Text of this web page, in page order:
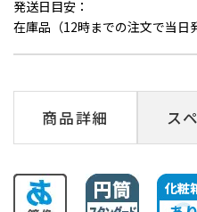
発送日目安：
在庫品（12時までの注文で当日
商品詳細 ス